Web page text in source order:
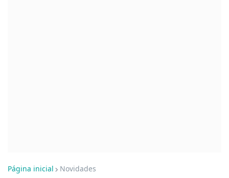
Página inicial Novidades